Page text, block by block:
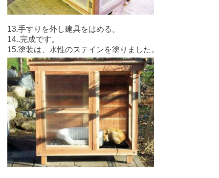
13.手すりを外し建具をはめる。
14..完成です。
15.塗装は、水性のステインを塗りました。